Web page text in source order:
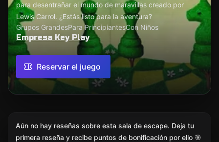
para desentrañar el mundo de maravillas creado por
Lewis Carrol. ¿Estás listo para la aventura?
Grupos GrandesPara PrincipiantesCon Niños
Empresa Key Play
Reservar el juego
Aún no hay reseñas sobre esta sala de escape. Deja tu
primera reseña y recibe puntos de bonificación por ello 🎯